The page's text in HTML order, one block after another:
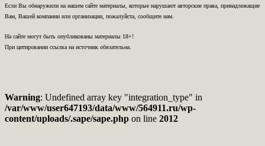
Если Вы обнаружили на нашем сайте материалы, которые нарушают авторские права, принадлежащие
Вам, Вашей компании или организации, пожалуйста, сообщите нам.
На сайте могут быть опубликованы материалы 18+!
При цитировании ссылка на источник обязательна.
Warning: Undefined array key "integration_type" in
/var/www/user647193/data/www/564911.ru/wp-
content/uploads/.sape/sape.php on line 2012